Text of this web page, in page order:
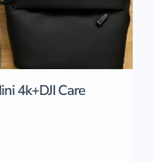
4k+DJI Care